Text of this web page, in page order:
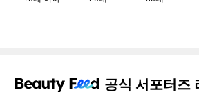
공식 서포터즈